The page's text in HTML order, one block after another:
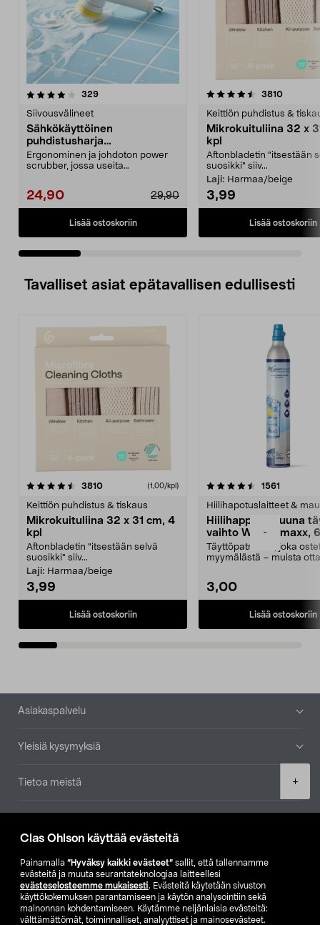
Clas Ohlson käyttää evästeitä
Painamalla ”Hyväksy kaikki evästeet” sallit, että tallennamme
evästeitä ja muuta seurantateknologiaa laitteellesi
evästeselosteemme mukaisesti. Evästeitä käytetään sivuston
käyttökokemuksen parantamiseen ja käytön analysointiin sekä
mainonnan kohdentamiseen. Käytämme neljänlaisia evästeitä:
välttämättömät, toiminnalliset, analyyttiset ja mainosevästeet.
-
+
329arvostelut
Siivousvälineet
Sähkökäyttöinen
puhdistusharja
kylpyhuoneeseen ja keittiöön
Ergonominen ja johdoton power
scrubber, jossa useita
24,90 29,90
Lisää ostoskoriin
4.5 viidestä
3810
Keittiön puhdistus &
Mikrokuituliina 32 x
kpl
Aftonbladetin "itsestään
suosikki" siiv...
Laji: Harmaa/beige
3,99
Lisää ostoskoriin
4.5 viidestä
Tavalliset asiat epätavallisen edullisesti
3810arvostelut (1,00/kpl)
Keittiön puhdistus & tiskaus
Mikrokuituliina 32 x 31 cm, 4
kpl
Aftonbladetin "itsestään selvä
suosikki" siiv...
Laji: Harmaa/beige
3,99
Lisää ostoskoriin
4.5viidestä
1561
Hiilihapotuslaitteet &
Hiilihappopatruuna
vaihto Wassermaxx,
Täyttöpatruuna, joka
myymälästä – muista
3,00
Lisää ostoskoriin
4.5viidestä
Alatunniste
Asiakaspalvelu
Yleisiä kysymyksiä
Tietoa meistä
Etsi myymälä